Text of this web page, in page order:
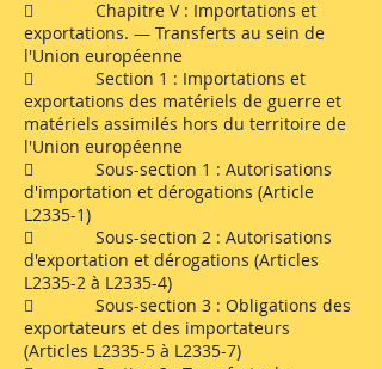
 Chapitre V : Importations et
exportations. ― Transferts au sein de
l'Union européenne
 Section 1 : Importations et
exportations des matériels de guerre et
matériels assimilés hors du territoire de
l'Union européenne
 Sous-section 1 : Autorisations
d'importation et dérogations (Article
L2335-1)
 Sous-section 2 : Autorisations
d'exportation et dérogations (Articles
L2335-2 à L2335-4)
 Sous-section 3 : Obligations des
exportateurs et des importateurs
(Articles L2335-5 à L2335-7)